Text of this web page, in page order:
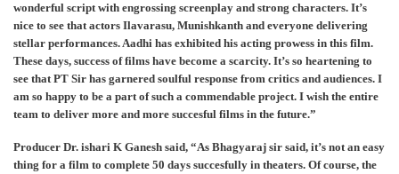
wonderful script with engrossing screenplay and strong characters. It’s
nice to see that actors Ilavarasu, Munishkanth and everyone delivering
stellar performances. Aadhi has exhibited his acting prowess in this film.
These days, success of films have become a scarcity. It’s so heartening to
see that PT Sir has garnered soulful response from critics and audiences. I
am so happy to be a part of such a commendable project. I wish the entire
team to deliver more and more succesful films in the future.”
Producer Dr. ishari K Ganesh said, “As Bhagyaraj sir said, it’s not an easy
thing for a film to complete 50 days succesfully in theaters. Of course, the